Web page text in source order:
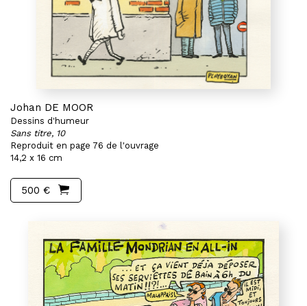
Johan DE MOOR
Dessins d'humeur
Sans titre, 10
Reproduit en page 76 de l'ouvrage
14,2 x 16 cm
500 €